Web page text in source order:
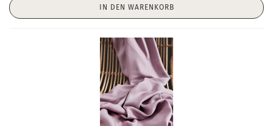
IN DEN WARENKORB